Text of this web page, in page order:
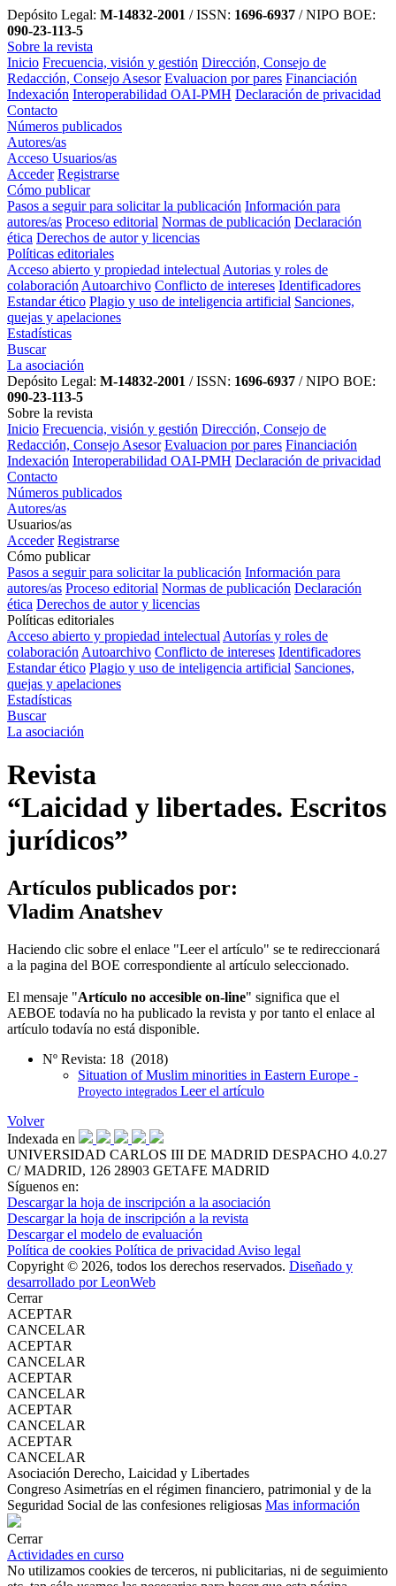
Depósito Legal: M-14832-2001 / ISSN: 1696-6937 / NIPO BOE:
090-23-113-5
Sobre la revista
Inicio Frecuencia, visión y gestión Dirección, Consejo de
Redacción, Consejo Asesor Evaluacion por pares Financiación
Indexación Interoperabilidad OAI-PMH Declaración de privacidad
Contacto
Números publicados
Autores/as
Acceso Usuarios/as
Acceder Registrarse
Cómo publicar
Pasos a seguir para solicitar la publicación Información para
autores/as Proceso editorial Normas de publicación Declaración
ética Derechos de autor y licencias
Políticas editoriales
Acceso abierto y propiedad intelectual Autorias y roles de
colaboración Autoarchivo Conflicto de intereses Identificadores
Estandar ético Plagio y uso de inteligencia artificial Sanciones,
quejas y apelaciones
Estadísticas
Buscar
La asociación
Depósito Legal: M-14832-2001 / ISSN: 1696-6937 / NIPO BOE:
090-23-113-5
Sobre la revista
Inicio Frecuencia, visión y gestión Dirección, Consejo de
Redacción, Consejo Asesor Evaluacion por pares Financiación
Indexación Interoperabilidad OAI-PMH Declaración de privacidad
Contacto
Números publicados
Autores/as
Usuarios/as
Acceder Registrarse
Cómo publicar
Pasos a seguir para solicitar la publicación Información para
autores/as Proceso editorial Normas de publicación Declaración
ética Derechos de autor y licencias
Políticas editoriales
Acceso abierto y propiedad intelectual Autorías y roles de
colaboración Autoarchivo Conflicto de intereses Identificadores
Estandar ético Plagio y uso de inteligencia artificial Sanciones,
quejas y apelaciones
Estadísticas
Buscar
La asociación
Revista
“Laicidad y libertades. Escritos
jurídicos”
Artículos publicados por:
Vladim Anatshev
Haciendo clic sobre el enlace "Leer el artículo" se te redireccionará
a la pagina del BOE correspondiente al artículo seleccionado.
El mensaje "Artículo no accesible on-line" significa que el
AEBOE todavía no ha publicado la revista y por tanto el enlace al
artículo todavía no está disponible.
Nº Revista: 18 (2018)
Situation of Muslim minorities in Eastern Europe -
Proyecto integrados Leer el artículo
Volver
Indexada en
UNIVERSIDAD CARLOS III DE MADRID DESPACHO 4.0.27
C/ MADRID, 126 28903 GETAFE MADRID
Síguenos en:
Descargar la hoja de inscripción a la asociación
Descargar la hoja de inscripción a la revista
Descargar el modelo de evaluación
Política de cookies Política de privacidad Aviso legal
Copyright © 2026, todos los derechos reservados. Diseñado y
desarrollado por LeonWeb
Cerrar
ACEPTAR
CANCELAR
ACEPTAR
CANCELAR
ACEPTAR
CANCELAR
ACEPTAR
CANCELAR
ACEPTAR
CANCELAR
Asociación Derecho, Laicidad y Libertades
Congreso Asimetrías en el régimen financiero, patrimonial y de la
Seguridad Social de las confesiones religiosas Mas información
Cerrar
Actividades en curso
No utilizamos cookies de terceros, ni publicitarias, ni de seguimiento